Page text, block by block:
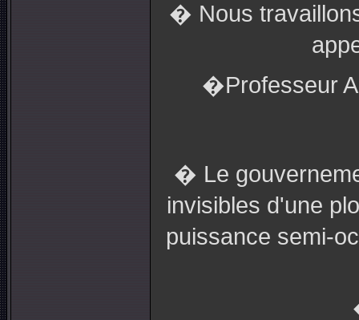
� Nous
�Professeur
� Le
invisibles d'une
puissance semi-